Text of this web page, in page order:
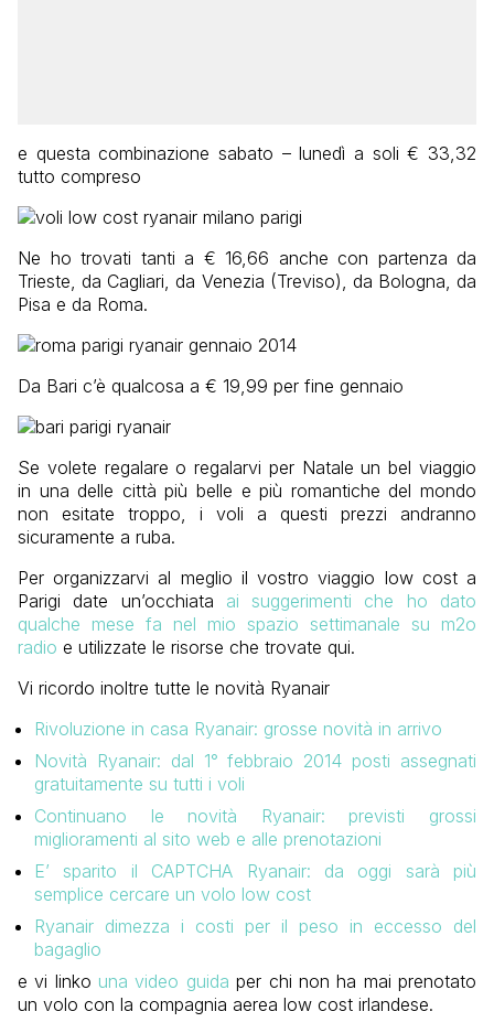
e questa combinazione sabato – lunedì a soli € 33,32
tutto compreso
Ne ho trovati tanti a € 16,66 anche con partenza da
Trieste, da Cagliari, da Venezia (Treviso), da Bologna, da
Pisa e da Roma.
Da Bari c’è qualcosa a € 19,99 per fine gennaio
Se volete regalare o regalarvi per Natale un bel viaggio
in una delle città più belle e più romantiche del mondo
non esitate troppo, i voli a questi prezzi andranno
sicuramente a ruba.
Per organizzarvi al meglio il vostro viaggio low cost a
Parigi date un’occhiata ai suggerimenti che ho dato
qualche mese fa nel mio spazio settimanale su m2o
radio e utilizzate le risorse che trovate qui.
Vi ricordo inoltre tutte le novità Ryanair
Rivoluzione in casa Ryanair: grosse novità in arrivo
Novità Ryanair: dal 1° febbraio 2014 posti assegnati
gratuitamente su tutti i voli
Continuano le novità Ryanair: previsti grossi
miglioramenti al sito web e alle prenotazioni
E’ sparito il CAPTCHA Ryanair: da oggi sarà più
semplice cercare un volo low cost
Ryanair dimezza i costi per il peso in eccesso del
bagaglio
e vi linko una video guida per chi non ha mai prenotato
un volo con la compagnia aerea low cost irlandese.